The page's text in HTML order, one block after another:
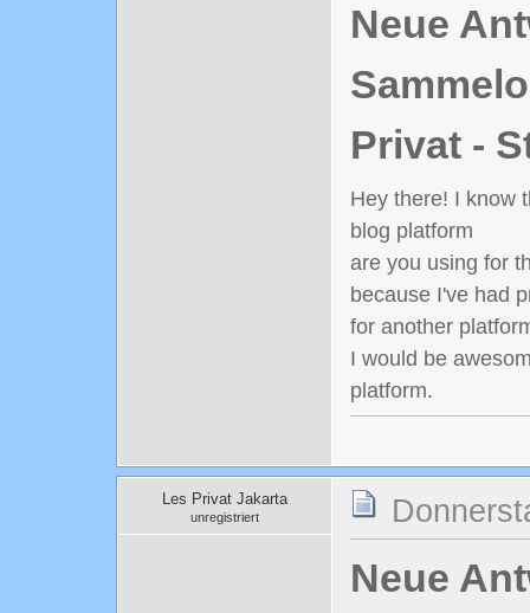
Neue
Privat -
Hey there! I know
blog platform
are you using for
because I've had
for another
I would be
platform.
Les Privat Jakarta
unregistriert
Neue